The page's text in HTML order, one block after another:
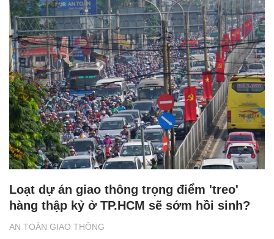
AN TOÀN GIAO THÔNG
Loạt dự án giao thông trọng điểm 'treo'
hàng thập kỷ ở TP.HCM sẽ sớm hồi sinh?